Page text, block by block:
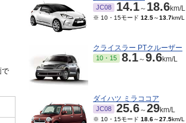
で
JC08 14.1～ 18.6km/L
※ 10・15モード 12.5～13.7km/L
クライスラー PTクルーザー
10・15 8.1～9.6km/L
ダイハツ ミラココア
JC08 25.6～29km/L
※ 10・15モード 18.6～27.5km/L